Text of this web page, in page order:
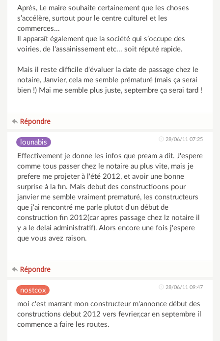
Après, Le maire souhaite certainement que les choses
s’accélère, surtout pour le centre culturel et les
commerces...
Il apparaît également que la société qui s’occupe des
voiries, de l'assainissement etc... soit réputé rapide.
Mais il reste difficile d'évaluer la date de passage chez le
notaire, Janvier, cela me semble prématuré (mais ça serai
bien !) Mai me semble plus juste, septembre ça serai tard !
Répondre
lounabis 28/06/11 07:25
Effectivement je donne les infos que pream a dit. J'espere
comme tous passer chez le notaire au plus vite, mais je
prefere me projeter à l'été 2012, et avoir une bonne
surprise à la fin. Mais debut des constructioons pour
janvier me semble vraiment prematuré, les constructeurs
que j'ai rencontré me parle plutot d'un début de
construction fin 2012(car apres passage chez lz notaire il
y a le delai administratif). Alors encore une fois j'espere
que vous avez raison.
Répondre
nostcox 28/06/11 09:47
moi c'est marrant mon constructeur m'annonce début des
constructions debut 2012 vers fevrier,car en septembre il
commence a faire les routes.